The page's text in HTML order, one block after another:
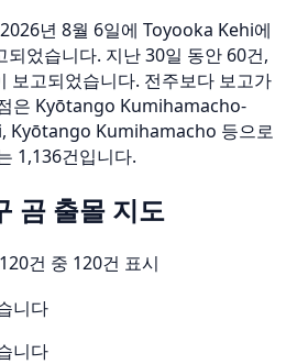
년 8월 6일에 Toyooka Kehi에
었습니다. 지난 30일 동안 60건,
보고되었습니다. 전주보다 보고가
은 Kyōtango Kumihamacho-
Kyōtango Kumihamacho 등으로
1,136건입니다.
곰 출몰 지도
120건 중 120건 표시
니다
니다